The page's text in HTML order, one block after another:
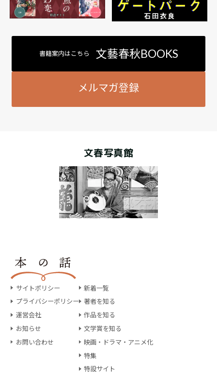
書籍案内はこちら 文藝春秋BOOKS
メルマガ登録
文春写真館
サイトポリシー
プライバシーポリシー
運営会社
お知らせ
お問い合わせ
新着一覧
著者を知る
作品を知る
文学賞を知る
映画・ドラマ・アニメ化
特集
特設サイト